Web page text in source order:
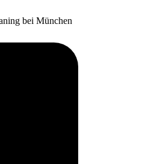
bei München